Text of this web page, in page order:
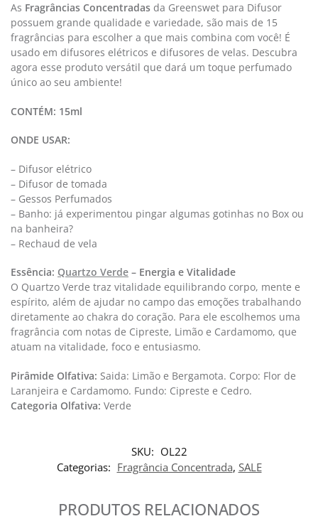
As Fragrâncias Concentradas da Greenswet para Difusor
possuem grande qualidade e variedade, são mais de 15
fragrâncias para escolher a que mais combina com você! É
usado em difusores elétricos e difusores de velas. Descubra
agora esse produto versátil que dará um toque perfumado
único ao seu ambiente!
CONTÉM: 15ml
ONDE USAR:
– Difusor elétrico
– Difusor de tomada
– Gessos Perfumados
– Banho: já experimentou pingar algumas gotinhas no Box ou
na banheira?
– Rechaud de vela
Essência: Quartzo Verde – Energia e Vitalidade
O Quartzo Verde traz vitalidade equilibrando corpo, mente e
espírito, além de ajudar no campo das emoções trabalhando
diretamente ao chakra do coração. Para ele escolhemos uma
fragrância com notas de Cipreste, Limão e Cardamomo, que
atuam na vitalidade, foco e entusiasmo.
Pirâmide Olfativa: Saida: Limão e Bergamota. Corpo: Flor de
Laranjeira e Cardamomo. Fundo: Cipreste e Cedro.
Categoria Olfativa: Verde
SKU: OL22
Categorias: Fragrância Concentrada, SALE
PRODUTOS RELACIONADOS